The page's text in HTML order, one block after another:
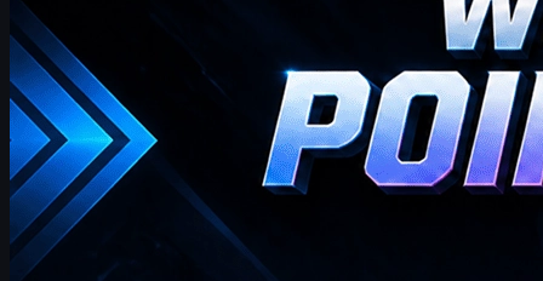
hvor du finner de siste og mest omfattende UUSKINS
gavepunktkodene for denne uken. Vi oppdaterer denne siden
ukentlig for å gi deg ekstra gavepoeng. Så lenge bestillingen din
oppfyller det tilsvarende beløpet, kan du bruke kodene nedenfor
for å løse inn poeng og bytte dem mot dine favoritt CS2-skins i
butikken!
april 20, 2026